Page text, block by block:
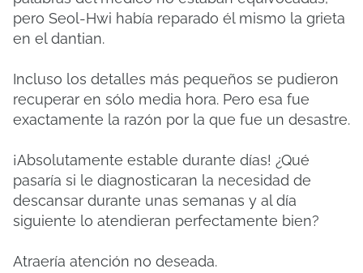
pero Seol-Hwi había reparado él mismo la grieta
en el dantian.
Incluso los detalles más pequeños se pudieron
recuperar en sólo media hora. Pero esa fue
exactamente la razón por la que fue un desastre.
¡Absolutamente estable durante días! ¿Qué
pasaría si le diagnosticaran la necesidad de
descansar durante unas semanas y al día
siguiente lo atendieran perfectamente bien?
Atraería atención no deseada.